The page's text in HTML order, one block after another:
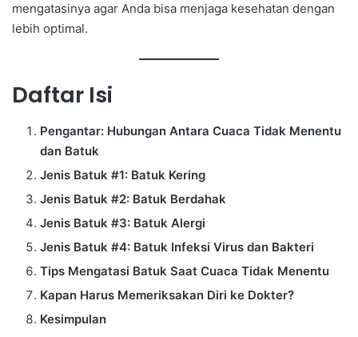
mengatasinya agar Anda bisa menjaga kesehatan dengan
lebih optimal.
Daftar Isi
Pengantar: Hubungan Antara Cuaca Tidak Menentu
dan Batuk
Jenis Batuk #1: Batuk Kering
Jenis Batuk #2: Batuk Berdahak
Jenis Batuk #3: Batuk Alergi
Jenis Batuk #4: Batuk Infeksi Virus dan Bakteri
Tips Mengatasi Batuk Saat Cuaca Tidak Menentu
Kapan Harus Memeriksakan Diri ke Dokter?
Kesimpulan